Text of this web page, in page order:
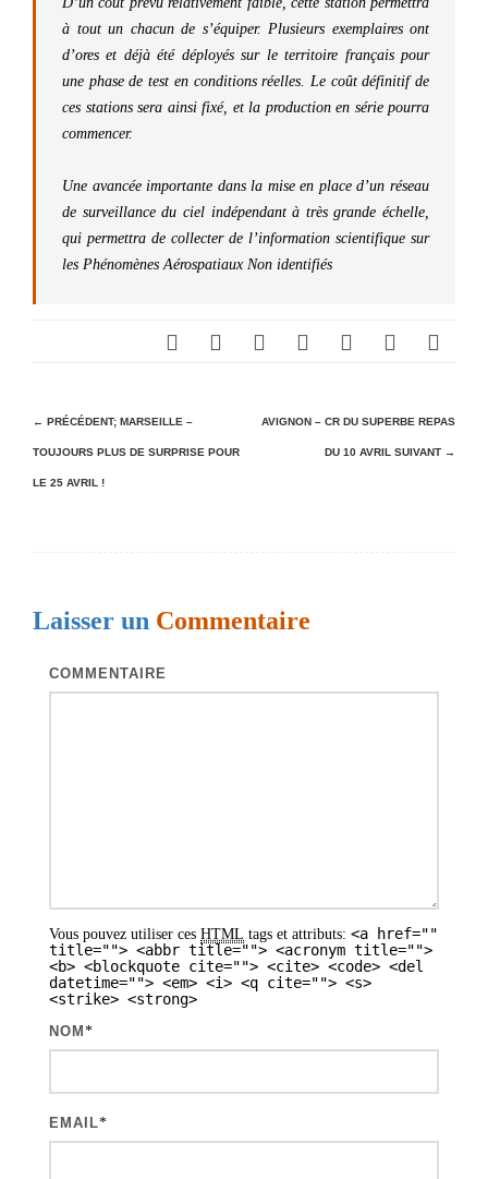
à tout un chacun de s’équiper. Plusieurs exemplaires ont
d’ores et déjà été déployés sur le territoire français pour
une phase de test en conditions réelles. Le coût définitif de
ces stations sera ainsi fixé, et la production en série pourra
commencer.
Une avancée importante dans la mise en place d’un réseau
de surveillance du ciel indépendant à très grande échelle,
qui permettra de collecter de l’information scientifique sur
les Phénomènes Aérospatiaux Non identifiés
N
a
v
t
← PRÉCÉDENT; MARSEILLE –
TOUJOURS PLUS DE SURPRISE POUR
LE 25 AVRIL !
AVIGNON – CR DU SUPERBE REPAS
DU 10 AVRIL SUIVANT →
Laisser un Commentaire
COMMENTAIRE
Vous pouvez utiliser ces HTML tags et attributs: <a href=""
title=""> <abbr title=""> <acronym title="">
<b> <blockquote cite=""> <cite> <code> <del
datetime=""> <em> <i> <q cite=""> <s>
<strike> <strong>
NOM *
EMAIL*